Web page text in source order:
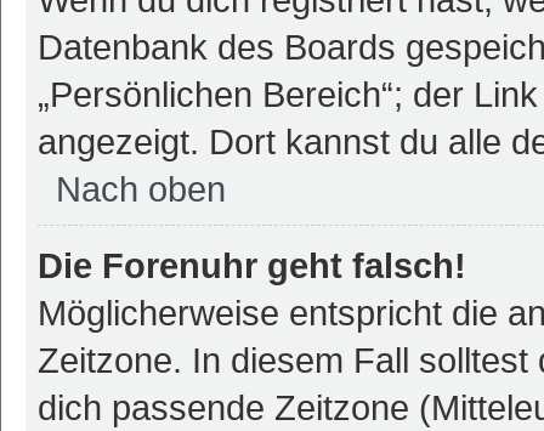
Datenbank des Boards
„Persönlichen Bereich“; der
angezeigt. Dort kannst du alle
Nach oben
Die Forenuhr geht falsch!
Möglicherweise entspricht die
Zeitzone. In diesem Fall solltest
dich passende Zeitzone